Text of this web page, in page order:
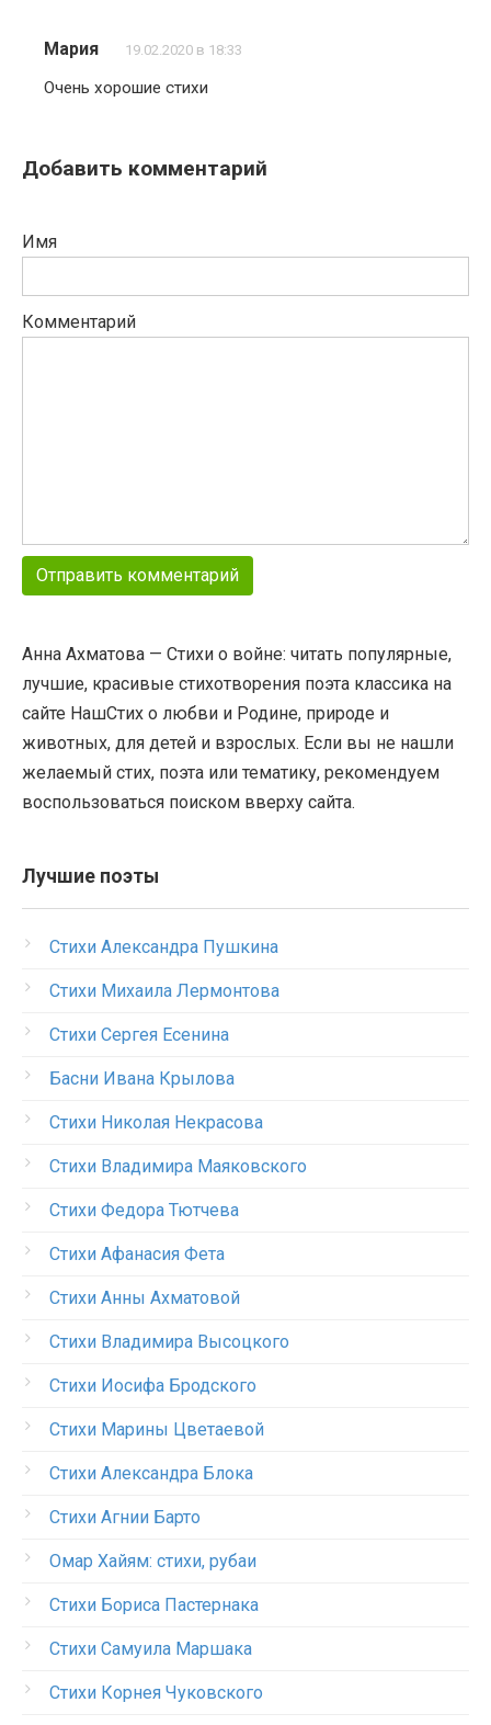
Мария 19.02.2020 в 18:33
Очень хорошие стихи
Добавить комментарий
Имя
Комментарий
Анна Ахматова — Стихи о войне: читать популярные,
лучшие, красивые стихотворения поэта классика на
сайте НашСтих о любви и Родине, природе и
животных, для детей и взрослых. Если вы не нашли
желаемый стих, поэта или тематику, рекомендуем
воспользоваться поиском вверху сайта.
Лучшие поэты
Стихи Александра Пушкина
Стихи Михаила Лермонтова
Стихи Сергея Есенина
Басни Ивана Крылова
Стихи Николая Некрасова
Стихи Владимира Маяковского
Стихи Федора Тютчева
Стихи Афанасия Фета
Стихи Анны Ахматовой
Стихи Владимира Высоцкого
Стихи Иосифа Бродского
Стихи Марины Цветаевой
Стихи Александра Блока
Стихи Агнии Барто
Омар Хайям: стихи, рубаи
Стихи Бориса Пастернака
Стихи Самуила Маршака
Стихи Корнея Чуковского